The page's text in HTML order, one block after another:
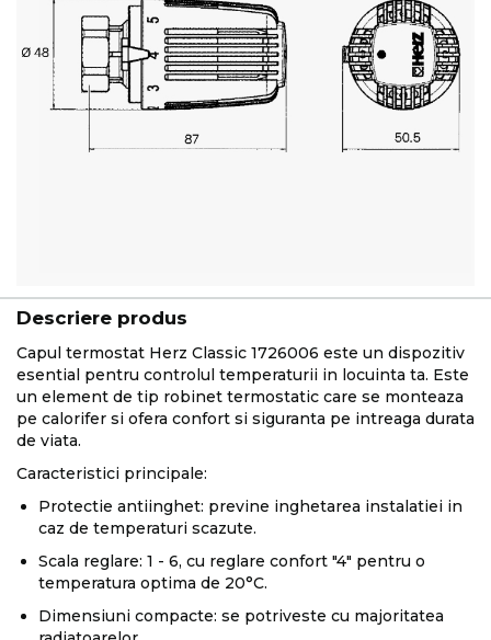
Descriere produs
Capul termostat Herz Classic 1726006 este un dispozitiv
esential pentru controlul temperaturii in locuinta ta. Este
un element de tip robinet termostatic care se monteaza
pe calorifer si ofera confort si siguranta pe intreaga durata
de viata.
Caracteristici principale:
Protectie antiinghet: previne inghetarea instalatiei in
caz de temperaturi scazute.
Scala reglare: 1 - 6, cu reglare confort "4" pentru o
temperatura optima de 20°C.
Dimensiuni compacte: se potriveste cu majoritatea